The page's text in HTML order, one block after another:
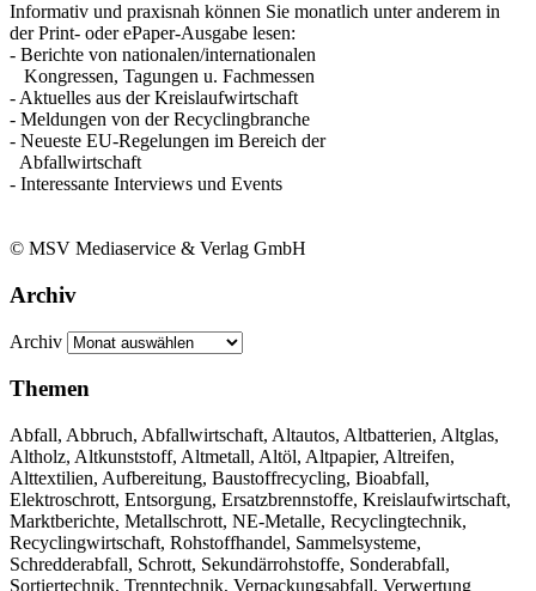
Informativ und praxisnah können Sie monatlich unter anderem in
der Print- oder ePaper-Ausgabe lesen:
- Berichte von nationalen/internationalen
Kongressen, Tagungen u. Fachmessen
- Aktuelles aus der Kreislaufwirtschaft
- Meldungen von der Recyclingbranche
- Neueste EU-Regelungen im Bereich der
Abfallwirtschaft
- Interessante Interviews und Events
© MSV Mediaservice & Verlag GmbH
Archiv
Archiv
Themen
Abfall, Abbruch, Abfallwirtschaft, Altautos, Altbatterien, Altglas,
Altholz, Altkunststoff, Altmetall, Altöl, Altpapier, Altreifen,
Alttextilien, Aufbereitung, Baustoffrecycling, Bioabfall,
Elektroschrott, Entsorgung, Ersatzbrennstoffe, Kreislaufwirtschaft,
Marktberichte, Metallschrott, NE-Metalle, Recyclingtechnik,
Recyclingwirtschaft, Rohstoffhandel, Sammelsysteme,
Schredderabfall, Schrott, Sekundärrohstoffe, Sonderabfall,
Sortiertechnik, Trenntechnik, Verpackungsabfall, Verwertung